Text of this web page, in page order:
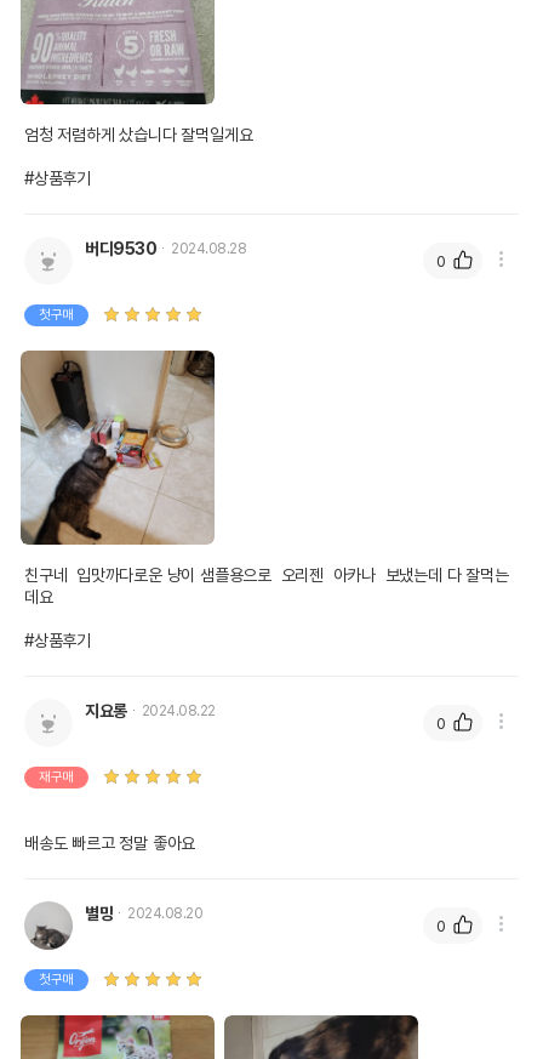
엄청 저렴하게 샀습니다 잘먹일게요
#상품후기
버디9530 2024.08.28
첫구매
친구네  입맛까다로운 냥이 샘플용으로  오리젠  아카나  보냈는데 다 잘먹는
데요
#상품후기
0
지요롱 2024.08.22
재구매
배송도 빠르고 정말 좋아요
0
별망 2024.08.20
첫구매
0